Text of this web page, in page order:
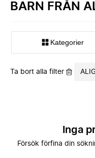
BARN FRÅN
Kategorier
Ta bort alla filter
Inga
Försök förfina din